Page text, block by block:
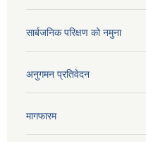
सार्बजनिक परिक्षण को नमुना
अनुगमन प्रतिवेदन
मागफारम